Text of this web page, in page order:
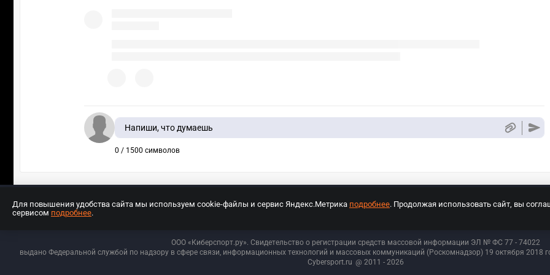
Напиши, что думаешь
0 / 1500 символов
ООО «Киберспорт.ру». Свидетельство о регистрации средств массовой информации ЭЛ № ФС 77 - 74022
выдано Федеральной службой по надзору в сфере связи, информационных технологий и массовых коммуникаций (Роскомнадзор) 19 октября 2018
Cybersport.ru @ 2011 - 2026
Для повышения удобства сайта мы используем cookie-файлы и сервис Яндекс.Метрика подробнее. Продолжая использовать сайт, вы
сервисом подробнее.